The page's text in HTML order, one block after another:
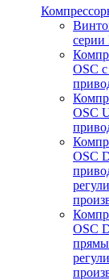
серии
OSC
OSC
OSC
OSC